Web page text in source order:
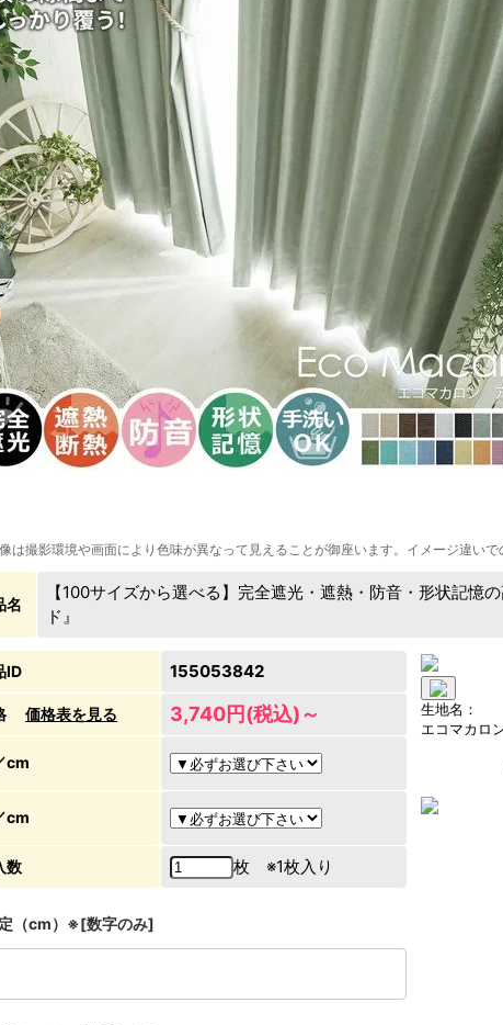
は撮影環境や画面により色味が異なって見えることが御座います。イメージ違いで
名
【100サイズから選べる】完全遮光・遮熱・防音・形状記
ド』
ID 155053842
価格表を見る 3,740円(税込)～
cm
cm
数 枚 ※1枚入り
（cm）※[数字のみ]
生地名：
エコマカロ